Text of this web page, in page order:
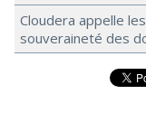
Cloudera appelle
souveraineté des